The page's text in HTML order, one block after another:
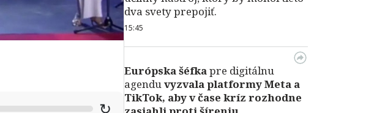
↻
dva svety prepojiť.
15:45
Európska šéfkapre digitálnu
agenduvyzvala platformy Meta a
TikTok, aby v čase kríz rozhodne